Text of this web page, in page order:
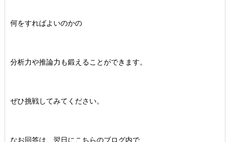
何をすればよいのかの
分析力や推論力も鍛えることができます。
ぜひ挑戦してみてください。
なお回答は、翌日にこちらのブログ内で